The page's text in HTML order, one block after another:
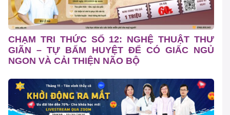
CHẠM TRI THỨC SỐ 12: NGHỆ THUẬT THƯ
GIÃN – TỰ BẤM HUYỆT ĐỂ CÓ GIẤC NGỦ
NGON VÀ CẢI THIỆN NÃO BỘ